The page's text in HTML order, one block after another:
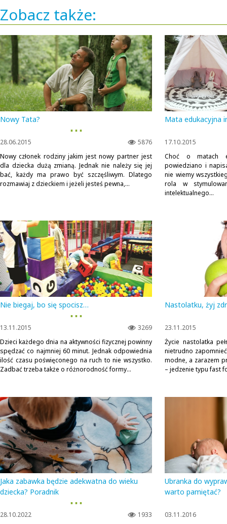
Zobacz także:
Nowy Tata?
▪ ▪ ▪
5876
28.06.2015
Nowy członek rodziny jakim jest nowy partner jest
dla dziecka dużą zmianą. Jednak nie należy się jej
bać, każdy ma prawo być szczęśliwym. Dlatego
rozmawiaj z dzieckiem i jeżeli jesteś pewna,...
Mata edukacyjna
17.10.2015
Choć o matach
powiedziano i
nie wiemy
rola w
intelektualnego...
Nie biegaj, bo się spocisz…
▪ ▪ ▪
3269
13.11.2015
Dzieci każdego dnia na aktywności fizycznej powinny
spędzać co najmniej 60 minut. Jednak odpowiednia
ilość czasu poświęconego na ruch to nie wszystko.
Zadbać trzeba także o różnorodność formy...
Nastolatku, żyj
23.11.2015
Życie nastolatka
nietrudno
modne, a zarazem
– jedzenie typu fast
Jaka zabawka będzie adekwatna do wieku
dziecka? Poradnik
▪ ▪ ▪
1933
28.10.2022
Ubranka do
warto pamiętać?
03.11.2016